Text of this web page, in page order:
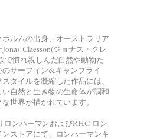
ルムの出身、オーストラリア
Claesson(ジョナス・クレ
で慣れ親しんだ自然や動物た
サーフィン&キャンプライ
タイルを凝縮した作品には、
自然と生き物の生命体が調和
世界が描かれています。
ロンハーマンおよびRHC ロン
ストアにて、ロンハーマンキ